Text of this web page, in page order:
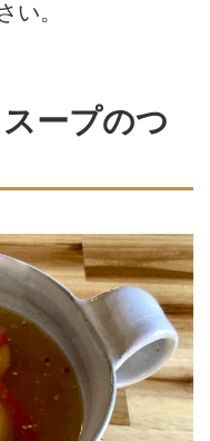
い。
ープのつ